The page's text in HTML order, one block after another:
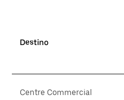
Destino
Centre Commercial